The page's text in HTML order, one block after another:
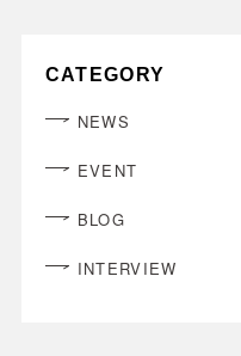
CATEGORY
NEWS
EVENT
BLOG
INTERVIEW